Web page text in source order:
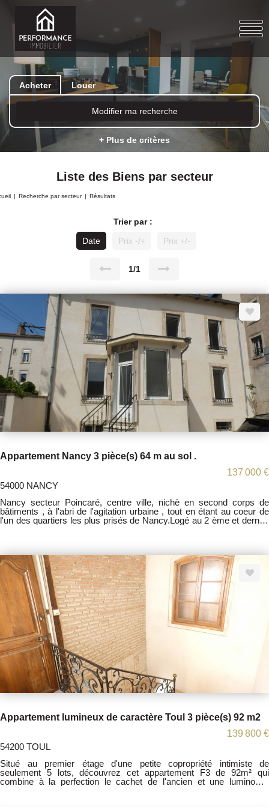
Acheter Louer
Modifier ma recherche
+ Plus de critères
Liste des Biens par secteur
Recherche par secteur Résultats
Trier par :
Date
Prix -/+ Prix +/-
1/1
Appartement Nancy 3 pièce(s) 64 m au sol .
137 000 €
54000 NANCY
Nancy secteur Poincaré, centre ville, nichè en second corps de
bâtiments , à l'abri de l'agitation urbaine , tout en étant au coeur de
l'un des quartiers les plus prisés de Nancy.Logé au 2 ème et dernier
d'avoir un garage . Les honoraires sont à la charge du vendeur. TI
sous le N° 818263089 Les informations sur les risques auxquels ce
bien est exposé sont disponibles sur le site Géorisques :
www.georisques.gouv.fr
Appartement lumineux de caractère Toul 3 pièce(s) 92 m2
139 800 €
54200 TOUL
Situé au premier étage d'une petite copropriété intimiste de
seulement 5 lots, découvrez cet appartement F3 de 92m² qui
combine à la perfection le cachet de l'ancien et une luminosité